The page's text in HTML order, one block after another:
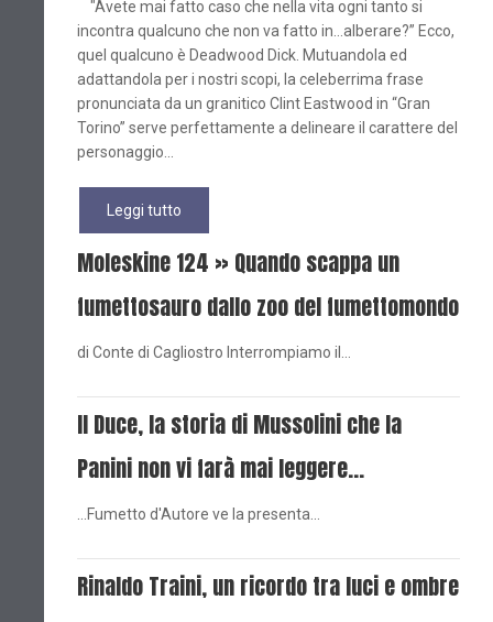
"Avete mai fatto caso che nella vita ogni tanto si
incontra qualcuno che non va fatto in…alberare?” Ecco,
quel qualcuno è Deadwood Dick. Mutuandola ed
adattandola per i nostri scopi, la celeberrima frase
pronunciata da un granitico Clint Eastwood in “Gran
Torino” serve perfettamente a delineare il carattere del
personaggio...
Leggi tutto
Moleskine 124 » Quando scappa un
fumettosauro dallo zoo del fumettomondo
di Conte di Cagliostro Interrompiamo il…
Il Duce, la storia di Mussolini che la
Panini non vi farà mai leggere...
...Fumetto d'Autore ve la presenta…
Rinaldo Traini, un ricordo tra luci e ombre